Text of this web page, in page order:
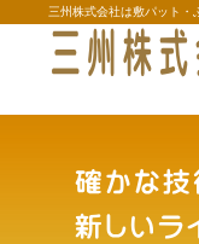
三州株式会社は敷パット・